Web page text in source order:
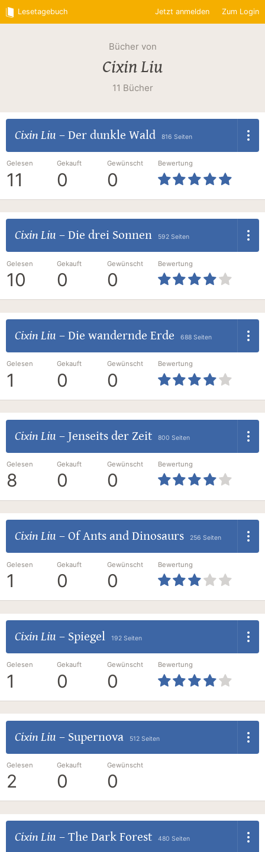
Lesetagebuch Jetzt anmelden Zum Login
Bücher von
Cixin Liu
11 Bücher
Cixin Liu – Der dunkle Wald 816 Seiten
Gelesen
11
Gekauft
0
Gewünscht
0
Bewertung
Cixin Liu – Die drei Sonnen 592 Seiten
Gelesen
10
Gekauft
0
Gewünscht
0
Bewertung
Cixin Liu – Die wandernde Erde 688 Seiten
Gelesen
1
Gekauft
0
Gewünscht
0
Bewertung
Cixin Liu – Jenseits der Zeit 800 Seiten
Gelesen
8
Gekauft
0
Gewünscht
0
Bewertung
Cixin Liu – Of Ants and Dinosaurs 256 Seiten
Gelesen
1
Gekauft
0
Gewünscht
0
Bewertung
Cixin Liu – Spiegel 192 Seiten
Gelesen
1
Gekauft
0
Gewünscht
0
Bewertung
Cixin Liu – Supernova 512 Seiten
Gelesen
2
Gekauft
0
Gewünscht
0
Cixin Liu – The Dark Forest 480 Seiten